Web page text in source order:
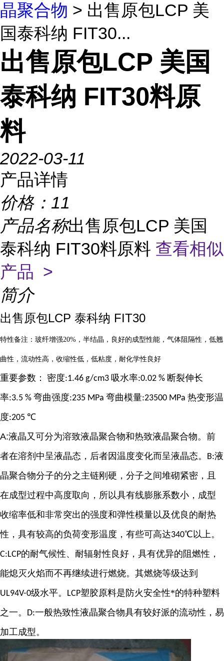
晶聚合物 > 出售原包LCP 美
国泰科纳 FIT30...
出售原包LCP 美国
泰科纳 FIT30料原
料
2022-03-11
产品详情
价格： 11
产品名称出售原包LCP 美国
泰科纳 FIT30料原料 查看相似
产品 >
简介
出售原包LCP 泰科纳 FIT30
特性备注：玻纤增强20% ，半结晶，良好的成型性能，气体阻隔性，低翘
曲性，流动性高，收缩性低，低粘度，耐化学性良好
重要参数： 密度:1.46 g/cm3 吸水率:0.02 % 断裂伸长
率:3.5 % 弯曲强度:235 MPa 弯曲模量:23500 MPa 热变形温
度:205 ℃
A:液晶又可分为溶致液晶聚合物和热致液晶聚合物。前
者在溶剂中呈液晶态，后者因温度变化而呈液晶态。 B:液
晶聚合物分子的分之主链刚硬，分子之间堆砌紧密，且
在成型过程中高度取向，所以具有线膨胀系数小，成型
收缩率低和非常突出的强度和弹性模量以及优良的耐热
性，具有较高的负荷变形温度，有些可高达340℃以上。
C:LCP的耐气候性、耐辐射性良好，具有优异的阻燃性，
能熄灭火焰而不再继续进行燃烧。其燃烧等级达到
UL94V-0级水平。 LCP塑胶原料是防火安全性*的特种塑料
之一。 D:一般热致性液晶聚合物具有较好派的流动性，易
加工成型。